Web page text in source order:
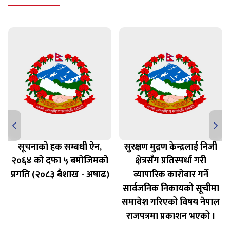
सूचनाको हक सम्बधी ऐन,
२०६४ को दफा ५ बमोजिमको
प्रगति (२०८३ बैशाख - अषाढ)
सुरक्षण मुद्रण केन्द्रलाई निजी
क्षेत्रसँग प्रतिस्पर्धा गरी
व्यापारिक कारोबार गर्ने
सार्वजनिक निकायको सूचीमा
समावेश गरिएको विषय नेपाल
राजपत्रमा प्रकाशन भएको ।